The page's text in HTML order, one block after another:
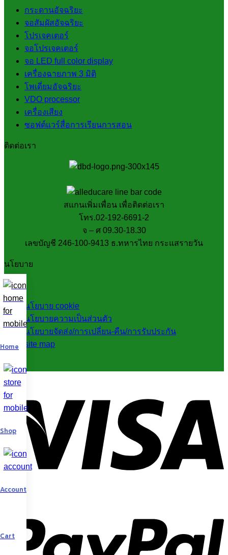
กระดานอัจฉริยะ
จอสัมผัสอัจฉริยะ
โปรเจคเตอร์
จอโปรเจคเตอร์
จอ LED full color display
เครื่องฉายภาพ 3 มิติ
โพเดี่ยมอัจฉริยะ
VDO processor
เครื่องเสียง
ซอฟต์แวร์สื่อการเรียนการสอน
ติดต่อเรา
สแกนเพิ่มเพื่อน เพื่อติดต่อเรา
โทร.02-192-6691-2
จ – ศ 09.30-18.30
เลขบัญชี 246-100-9413 ธ.ทหารไทย กระแสรายวัน
นโยบาย
นโยบาย cookie
นโยบายความเป็นส่วนตัว
นโยบายจัดส่ง/การเปลี่ยน-คืน/การรับประกัน
site map
Home
Shop
Account
Cart